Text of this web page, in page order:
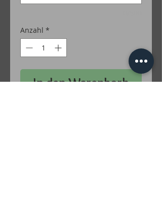
Anzahl *
In den Warenkorb